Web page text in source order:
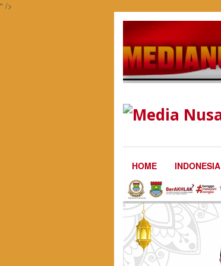
" />
HOME INDONESIA